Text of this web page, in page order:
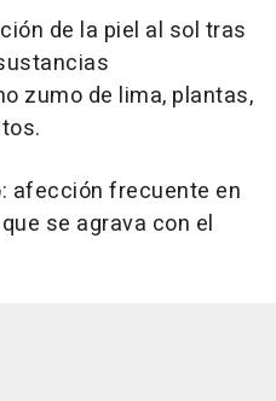
de la piel al sol tras
zumo de lima, plantas,
afección frecuente en
se agrava con el